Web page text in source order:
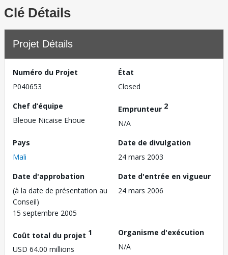
Clé Détails
Projet Détails
Numéro du Projet
P040653
État
Closed
Chef d’équipe
Bleoue Nicaise Ehoue
Emprunteur 2
N/A
Pays
Mali
Date de divulgation
24 mars 2003
Date d'approbation
(à la date de présentation au
Conseil)
15 septembre 2005
Date d'entrée en vigueur
24 mars 2006
Coût total du projet 1
USD 64.00 millions
Organisme d'exécution
N/A